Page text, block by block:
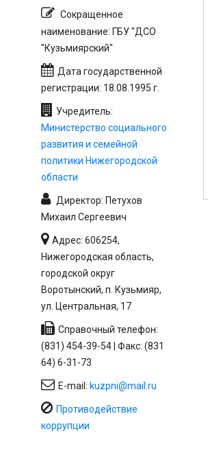
Сокращенное
наименование: ГБУ "ДСО
"Кузьмиярский"
Дата государственной
регистрации: 18.08.1995 г.
Учредитель:
Министерство социального
развития и семейной
политики Нижегородской
области
Директор: Петухов
Михаил Сергеевич
Адрес: 606254,
Нижегородская область,
городской округ
Воротынский, п. Кузьмияр,
ул. Центральная, 17
Справочный телефон:
(831) 454-39-54 | Факс: (831
64) 6-31-73
E-mail: kuzpni@mail.ru
Противодействие
коррупции